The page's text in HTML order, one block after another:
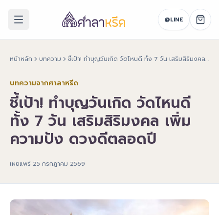
@LINE
หน้าหลัก บทความ ชี้เป้า! ทำบุญวันเกิด วัดไหนดี ทั้ง 7 วัน เสริมสิริมงคล เพิ่มความปัง ดวงดีตลอดปี
บทความจากศาลาหรีด
ชี้เป้า! ทำบุญวันเกิด วัดไหนดี
ทั้ง 7 วัน เสริมสิริมงคล เพิ่ม
ความปัง ดวงดีตลอดปี
เผยแพร่ 25 กรกฎาคม 2569